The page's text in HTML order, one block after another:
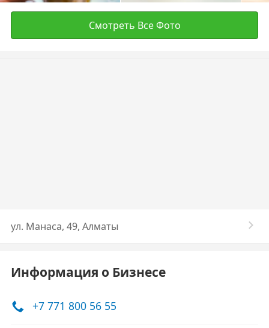
Смотреть Все Фото
ул. Манаса, 49, Алматы
Информация о Бизнесе
+7 771 800 56 55